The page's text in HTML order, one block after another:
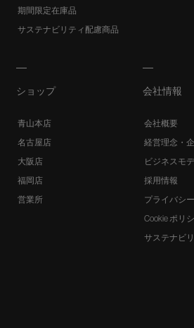
期間限定在庫品
サステナビリティ配慮商品
ショップ
青山本店
名古屋店
大阪店
福岡店
営業所
会社情報
会社概要
経営理念・
ビジネスモ
採用情報
プライバシ
Cookie ポリ
サステナビ